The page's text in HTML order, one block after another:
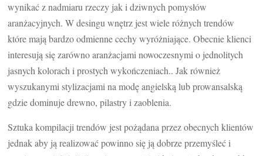
wynikać z nadmiaru rzeczy jak i dziwnych pomysłów
aranżacyjnych. W desingu wnętrz jest wiele różnych trendów
które mają bardzo odmienne cechy wyróżniające. Obecnie klienci
interesują się zarówno aranżacjami nowoczesnymi o jednolitych
jasnych kolorach i prostych wykończeniach.. Jak również
wyszukanymi stylizacjami na modę angielską lub prowansalską
gdzie dominuje drewno, pilastry i zaoblenia.
Sztuka kompilacji trendów jest pożądana przez obecnych klientów
jednak aby ją realizować powinno się ją dobrze przemyśleć i